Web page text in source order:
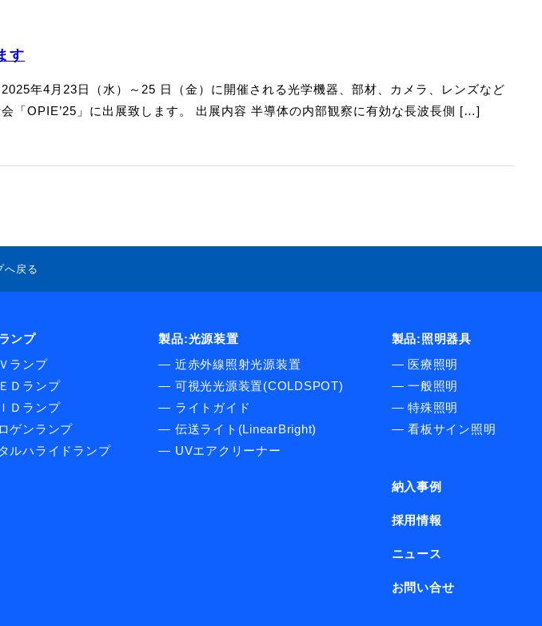
す
年4月23日（水）～25 日（金）に開催される光学機器、部材、カメラ、レンズなど
「OPIE’25」に出展致します。 出展内容 半導体の内部観察に有効な長波長側 […]
へ戻る
ンプ
ランプ
Ｄランプ
Ｄランプ
ゲンランプ
ルハライドランプ
製品:光源装置
― 近赤外線照射光源装置
― 可視光光源装置(COLDSPOT)
― ライトガイド
― 伝送ライト(LinearBright)
― UVエアクリーナー
製品:照明器具
― 医療照明
― 一般照明
― 特殊照明
― 看板サイン照明
納入事例
採用情報
ニュース
お問い合せ